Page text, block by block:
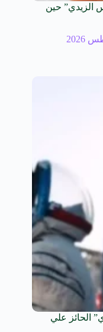
الزيدي” حين
الحائز علي